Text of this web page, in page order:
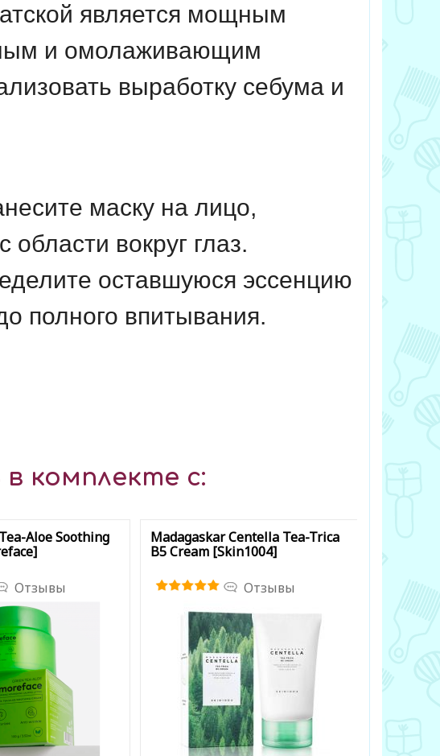
является мощным
и омолаживающим
выработку себума и
маску на лицо,
вокруг глаз.
оставшуюся эссенцию
полного впитывания.
комплекте с:
Aloe Soothing
Отзывы
Madagaskar Centella Tea-Trica
B5 Cream [Skin1004]
Отзывы